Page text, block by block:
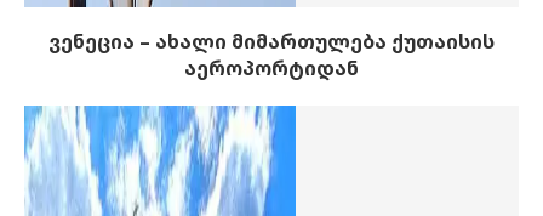
ვენეცია – ახალი მიმართულება ქუთაისის
აეროპორტიდან